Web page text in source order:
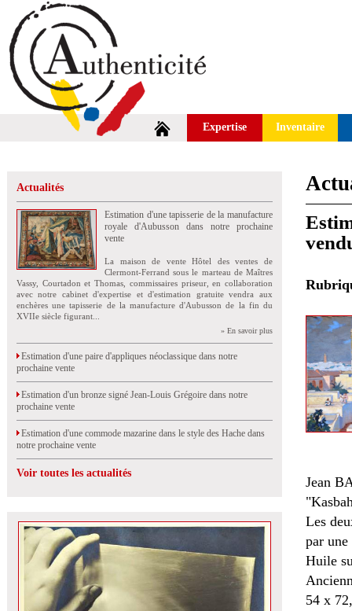
Expertise Inventaire
Actualités
Estimation d'une tapisserie de la manufacture
royale d'Aubusson dans notre prochaine
vente
La maison de vente Hôtel des ventes de
Clermont-Ferrand sous le marteau de Maîtres
Vassy, Courtadon et Thomas, commissaires priseur, en collaboration
avec notre cabinet d'expertise et d'estimation gratuite vendra aux
enchères une tapisserie de la manufacture d'Aubusson de la fin du
XVIIe siècle figurant...
» En savoir plus
Estimation d'une paire d'appliques néoclassique dans notre
prochaine vente
Estimation d'un bronze signé Jean-Louis Grégoire dans notre
prochaine vente
Estimation d'une commode mazarine dans le style des Hache dans
notre prochaine vente
Voir toutes les actualités
Jean
Les
par une
Huile
54 x